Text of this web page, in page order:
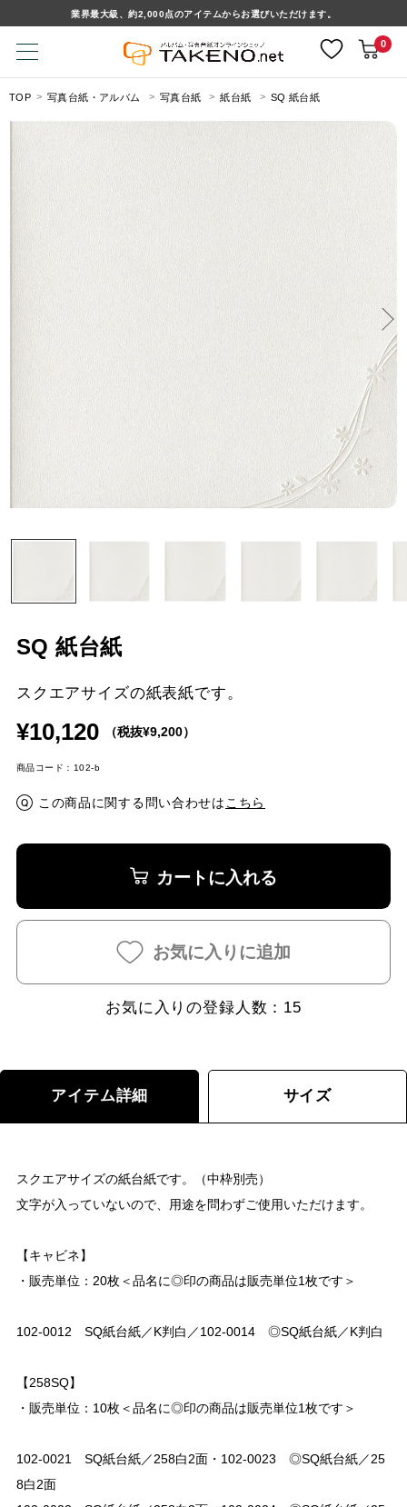
業界最大級、約2,000点のアイテムからお選びいただけます。
0
TOP 写真台紙・アルバム 写真台紙 紙台紙 SQ 紙台紙
SQ 紙台紙
スクエアサイズの紙表紙です。
¥10,120 （税抜¥9,200）
商品コード：102-b
この商品に関する問い合わせはこちら
カートに入れる
お気に入りに追加
お気に入りの登録人数： 15
アイテム詳細 サイズ
スクエアサイズの紙台紙です。（中枠別売）
文字が入っていないので、用途を問わずご使用いただけます。
【キャビネ】
・販売単位：20枚＜品名に◎印の商品は販売単位1枚です＞
102-0012 SQ紙台紙／K判白／102-0014 ◎SQ紙台紙／K判白
【258SQ】
・販売単位：10枚＜品名に◎印の商品は販売単位1枚です＞
102-0021 SQ紙台紙／258白2面・102-0023 ◎SQ紙台紙／25
8白2面